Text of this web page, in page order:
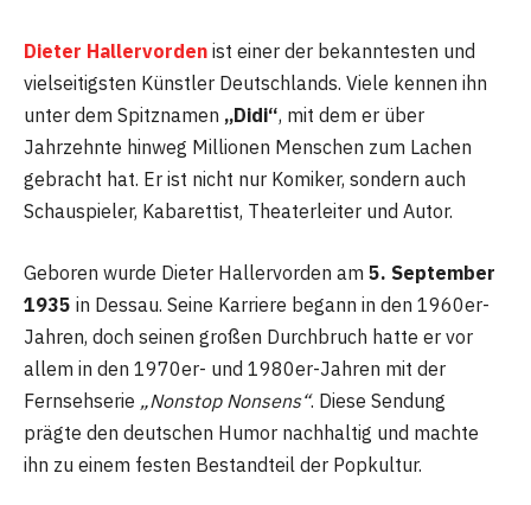
Dieter Hallervorden ist einer der bekanntesten und
vielseitigsten Künstler Deutschlands. Viele kennen ihn
unter dem Spitznamen „Didi“, mit dem er über
Jahrzehnte hinweg Millionen Menschen zum Lachen
gebracht hat. Er ist nicht nur Komiker, sondern auch
Schauspieler, Kabarettist, Theaterleiter und Autor.
Geboren wurde Dieter Hallervorden am 5. September
1935 in Dessau. Seine Karriere begann in den 1960er-
Jahren, doch seinen großen Durchbruch hatte er vor
allem in den 1970er- und 1980er-Jahren mit der
Fernsehserie „Nonstop Nonsens“. Diese Sendung
prägte den deutschen Humor nachhaltig und machte
ihn zu einem festen Bestandteil der Popkultur.